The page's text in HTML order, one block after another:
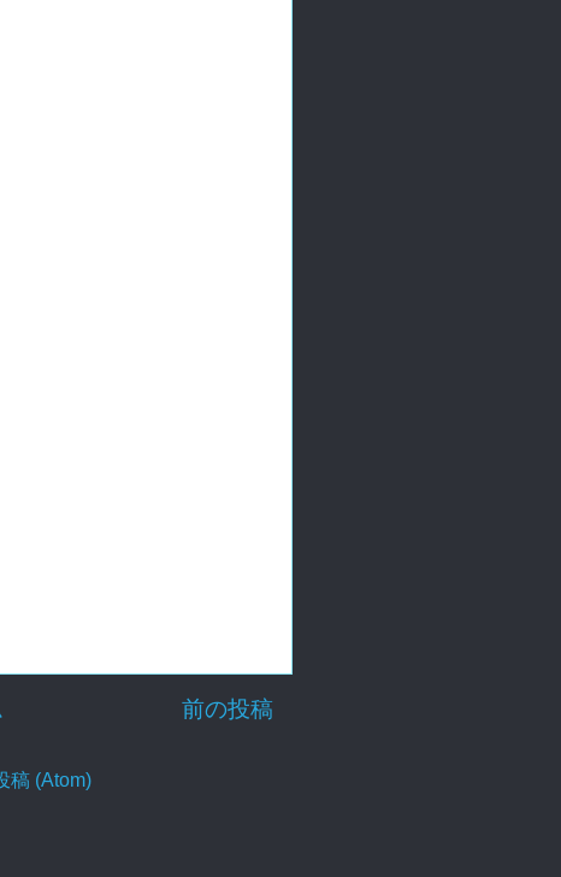
前の投稿
稿 (Atom)